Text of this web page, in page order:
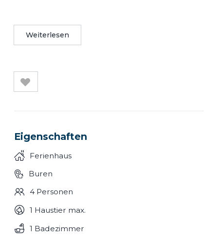
Obergeschoss. Ein Schlafzimmer hat ein
Doppelbett und das andere hat 2
sich das Badezimmer mit Badewanne,
Dusche und Toilette. Auf der Parterre ist
Parkplatz. Die Küche hat einen Kühlschrank
mit Gefrierfach, Mikrowelle, Ofen,
Spülmaschine und eine Kaffeemaschine.
Farbfernseher, Video, CD Spieler und ein
Radio.
Weiterlesen
Eigenschaften
Ferienhaus
Buren
4 Personen
1 Haustier max.
1 Badezimmer